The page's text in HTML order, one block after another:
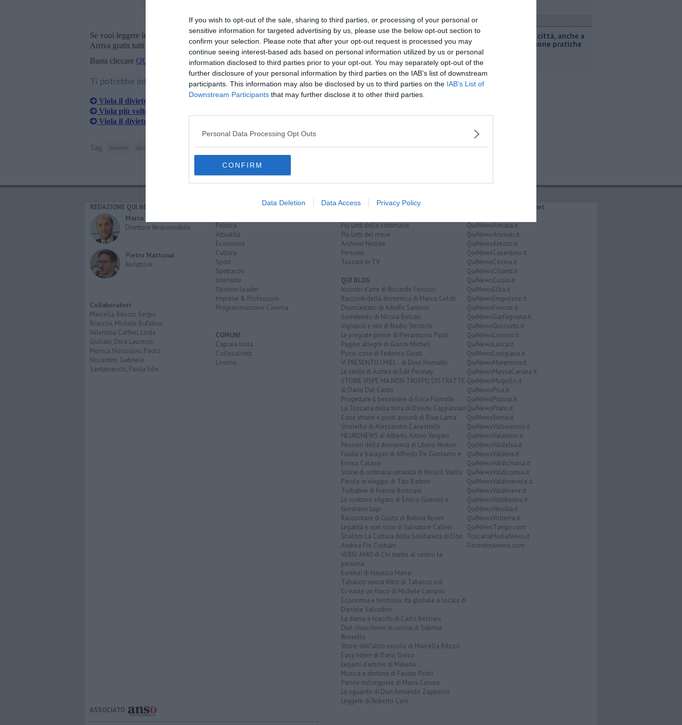
If you wish to opt-out of the sale, sharing to third parties, or processing of your personal or
sensitive information for targeted advertising by us, please use the below opt-out section to
confirm your selection. Please note that after your opt-out request is processed you may
continue seeing interest-based ads based on personal information utilized by us or personal
information disclosed to third parties prior to your opt-out. You may separately opt-out of the
further disclosure of your personal information by third parties on the IAB’s list of downstream
participants. This information may also be disclosed by us to third parties on the IAB’s List of
Downstream Participants that may further disclose it to other third parties.
Personal Data Processing Opt Outs
CONFIRM
Data Deletion Data Access Privacy Policy
Se vuoi leggere le notizie principali della Toscana iscriviti allaNewsletter QUInews - ToscanaMedia.
Arriva gratis tutti i giorni alle 20:00 direttamente nella tua casella di posta.
Basta cliccare QUI
Ti potrebbe interessare anche:
Viola il divieto e si avvicina alla ex
Viola più volte i domiciliari e finisce in carcere
Viola il divieto di avvicinarsi, arrestato
Tag livorno allontanamento dalla casa familiare
Attualità
Animali in città, anche a
Livorno buone pratiche
REDAZIONE QUI NEWS
Marco Migli
Direttore Responsabile
Pietro Mattonai
Redattore
Collaboratori
Marcella Bitozzi, Sergio
Braccini, Michele Bufalino,
Valentina Caffieri, Linda
Giuliani, Dina Laurenzi,
Monica Nocciolini, Paolo
Nocentini, Gabriele
Santarnecchi, Paola Silvi.
Politica
Attualità
Economia
Cultura
Sport
Spettacoli
Interviste
Opinion Leader
Imprese & Professioni
Programmazione Cinema
COMUNI
Capraia Isola
Collesalvetti
Livorno
RUBRICHE
Più Letti della settimana
Più Letti del mese
Archivio Notizie
Persone
Toscani in TV
QUI BLOG
Incontri d'arte di Riccardo Ferrucci
Racconti della domenica di Marco Celati
Disincantato di Adolfo Santoro
Sorridendo di Nicola Belcari
Vignaioli e vini di Nadio Stronchi
Le pregiate penne di Pierantonio Pardi
Pagine allegre di Gianni Micheli
Psico-cose di Federica Giusti
VI PRESENTO I MIEI... di Dino Fiumalbi
Le stelle di Astrea di Edit Permay
STORIE VISPE MA NON TROPPO DISTRATTE
di Dario Dal Canto
Progettare il benessere di Erica Fiumalbi
La Toscana della birra di Davide Cappannari
Cose strane e posti assurdi di Blue Lama
Storielba di Alessandro Canestrelli
NEURONEWS di Alberto Arturo Vergani
Pensieri della domenica di Libero Venturi
Fauda e balagan di Alfredo De Girolamo e
Enrico Catassi
Storie di ordinaria umanità di Nicolò Stella
Parole in viaggio di Tito Barbini
Turbative di Franco Bonciani
Lo scrittore sfigato di Enrico Guerrini e
Gordiano Lupi
Raccontare di Gusto di Rubina Rovini
Legalità e non solo di Salvatore Calleri
Shalom La Cultura della Solidarietà di Don
Andrea Pio Cristiani
VERSI-AMO di Chi mette al centro la
persona
Eureka! di Nausica Manzi
Tabasco senza filtro di Tabasco n.6
Ci vuole un fisico di Michele Campisi
Economia e territorio, da globale a locale di
Daniele Salvadori
La dama a scacchi di Carlo Belciani
Due chiacchiere in cucina di Sabrina
Rossello
Storie dell'altro secolo di Marcella Bitozzi
Easy ridere di Dario Greco
Legami d'amore di Malena ...
Musica e dintorni di Fausto Pirìto
Parole milonguere di Maria Caruso
Lo sguardo di Don Armando Zappolini
Leggere di Roberto Cerri
IL NETWORK QuiNews.net
QuiNewsAmiata.it
QuiNewsAnimali.it
QuiNewsArezzo.it
QuiNewsCasentino.it
QuiNewsCecina.it
QuiNewsChianti.it
QuiNewsCuoio.it
QuiNewsElba.it
QuiNewsEmpolese.it
QuiNewsFirenze.it
QuiNewsGarfagnana.it
QuiNewsGrosseto.it
QuiNewsLivorno.it
QuiNewsLucca.it
QuiNewsLunigiana.it
QuiNewsMaremma.it
QuiNewsMassaCarrara.it
QuiNewsMugello.it
QuiNewsPisa.it
QuiNewsPistoia.it
QuiNewsPrato.it
QuiNewsSiena.it
QuiNewsValbisenzio.it
QuiNewsValdarno.it
QuiNewsValdelsa.it
QuiNewsValdera.it
QuiNewsValdichiana.it
QuiNewsValdicornia.it
QuiNewsValdinievole.it
QuiNewsValdisieve.it
QuiNewsValtiberina.it
QuiNewsVersilia.it
QuiNewsVolterra.it
QuiNewsTango.com
ToscanaMediaNews.it
Fiorentinanews.com
ASSOCIATO